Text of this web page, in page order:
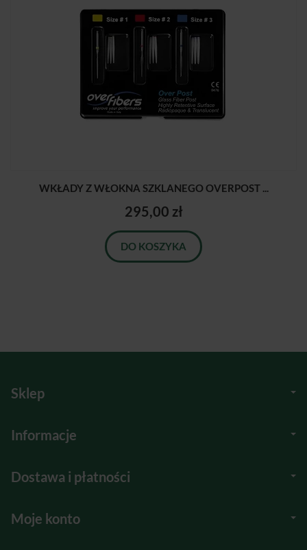
WKŁADY Z WŁOKNA SZKLANEGO OVERPOST ...
295,00 zł
DO KOSZYKA
Sklep
Informacje
Dostawa i płatności
Moje konto